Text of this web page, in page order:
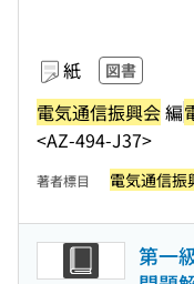
紙 図書
電気通信振興会編
<AZ-494-J37>
著者標目 電気通信振
第一